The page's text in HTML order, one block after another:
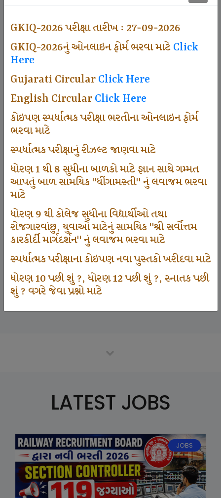
GKIQ-2026 પરીક્ષા તારીખ : 27-09-2026
GKIQ-2026નું ઓનલાઇન ફોર્મ ભરવા માટેClick
Here
Gujarati CircularClick Here
English CircularClick Here
કોઇપણ સ્પર્ધાત્મક પરીક્ષા ભરતીના ઓનલાઇન ફોર્મ
ભરવા માટે
સ્પર્ધાત્મક પરીક્ષાનું રીઝલ્ટ જાણવા માટે
ધોરણ 1 થી 8 સુધીના બાળકો માટે જ્ઞાન સાથે ગમ્મત
આપતું બાળ સામયિક "ધીંગામસ્તી" નું લવાજમ ભરવા
માટે
ધોરણ 9 થી કોલેજ સુધીના વિદ્યાર્થીઓ તથા
રોજગારવાંછુ, યુવાઓ માટેનું સામયિક "શ્રી સર્વોત્તમ
કારકીર્દી માર્ગદર્શન" નું લવાજમ ભરવા માટે
સ્પર્ધાત્મક પરીક્ષાના કોઇપણ નવા પુસ્તકો ખરીદવા માટે
ધોરણ 10 પછી શું ?, ધોરણ 12 પછી શું ?, સ્નાતક પછી
શું ? વગરે જેવા પ્રશ્નો માટે
500
Dhingamasti Subscription
671
1000
Participate School In GKIQ
125000
LATEST JOBS
JOBS